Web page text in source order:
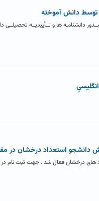
دانش آموخته
صــدور دانشنامـه ها و تــأییدیــه
دانشجو استعداد درخشان در
های درخشان فعال شد . جهت ثبت نام